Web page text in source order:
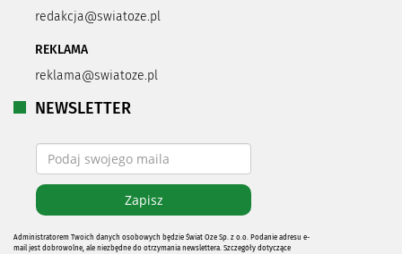
redakcja@swiatoze.pl
REKLAMA
reklama@swiatoze.pl
NEWSLETTER
Administratorem Twoich danych osobowych będzie Świat Oze Sp. z o.o. Podanie adresu e-
mail jest dobrowolne, ale niezbędne do otrzymania newslettera. Szczegóły dotyczące